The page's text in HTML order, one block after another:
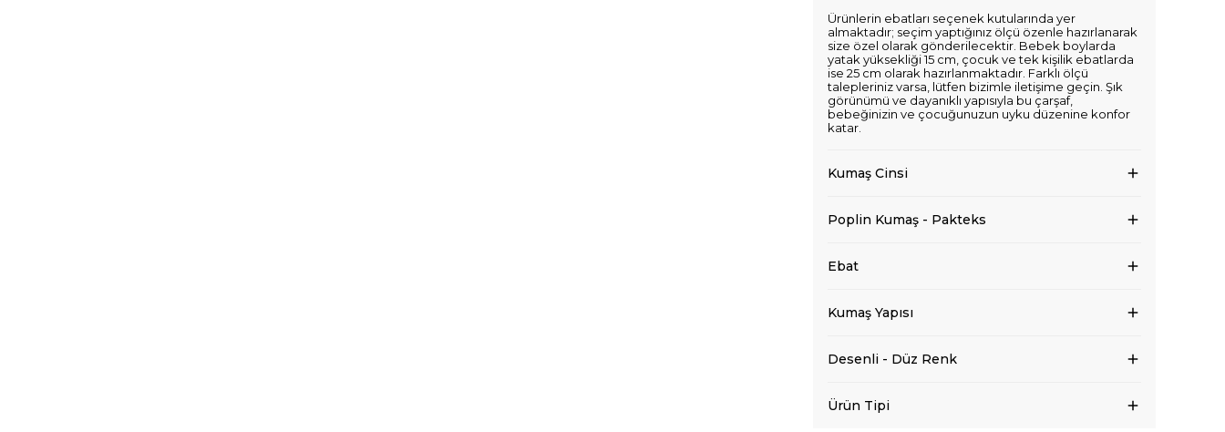
Ürünlerin ebatları seçenek kutularında yer
almaktadır; seçim yaptığınız ölçü özenle hazırlanarak
size özel olarak gönderilecektir. Bebek boylarda
yatak yüksekliği 15 cm, çocuk ve tek kişilik ebatlarda
ise 25 cm olarak hazırlanmaktadır. Farklı ölçü
talepleriniz varsa, lütfen bizimle iletişime geçin. Şık
görünümü ve dayanıklı yapısıyla bu çarşaf,
bebeğinizin ve çocuğunuzun uyku düzenine konfor
katar.
Kumaş Cinsi
Poplin Kumaş - Pakteks
Ebat
Kumaş Yapısı
Desenli - Düz Renk
Ürün Tipi